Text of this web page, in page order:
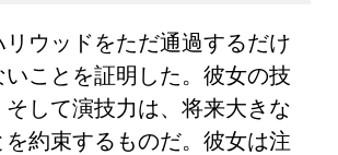
ウッドをただ通過するだけ
ことを証明した。彼女の技
して演技力は、将来大きな
約束するものだ。彼女は注